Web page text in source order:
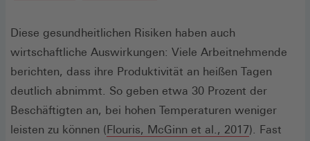
einem
neuen
Fenster)
einem
neuen
Fenster)
Diese gesundheitlichen Risiken haben auch
wirtschaftliche Auswirkungen: Viele Arbeitnehmende
berichten, dass ihre Produktivität an heißen Tagen
deutlich abnimmt. So geben etwa 30 Prozent der
Beschäftigten an, bei hohen Temperaturen weniger
leisten zu können (Flouris, McGinn et al., 2017(Öffnet
). Fast